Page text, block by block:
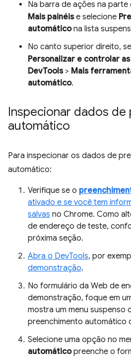
Na barra de ações na parte
Mais painéise selecione
automáticona lista
No canto superior direito,
Personalizar e controlar
DevTools> Mais
automático.
Inspecionar dados de
automático
Para inspecionar os dados de
automático:
Verifique se o
ativado e se você tem
salvas no Chrome. Como
de endereço de teste,
próxima seção.
Abra o DevTools, por
demonstração.
No formulário da Web de
demonstração, foque em
mostra um menu suspenso
preenchimento automático
Selecione uma opção no
automáticopreenche o